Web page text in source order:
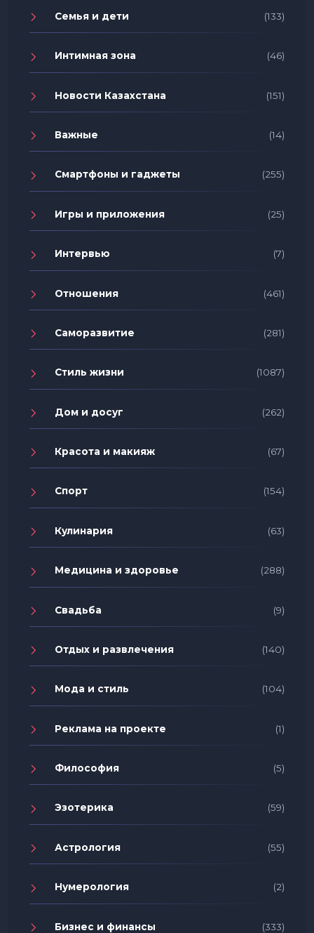
Семья и дети (133)
Интимная зона (46)
Новости Казахстана (151)
Важные (14)
Смартфоны и гаджеты (255)
Игры и приложения (25)
Интервью (7)
Отношения (461)
Саморазвитие (281)
Стиль жизни (1087)
Дом и досуг (262)
Красота и макияж (67)
Спорт (154)
Кулинария (63)
Медицина и здоровье (288)
Свадьба (9)
Отдых и развлечения (140)
Мода и стиль (104)
Реклама на проекте (1)
Философия (5)
Эзотерика (59)
Астрология (55)
Нумерология (2)
Бизнес и финансы (333)